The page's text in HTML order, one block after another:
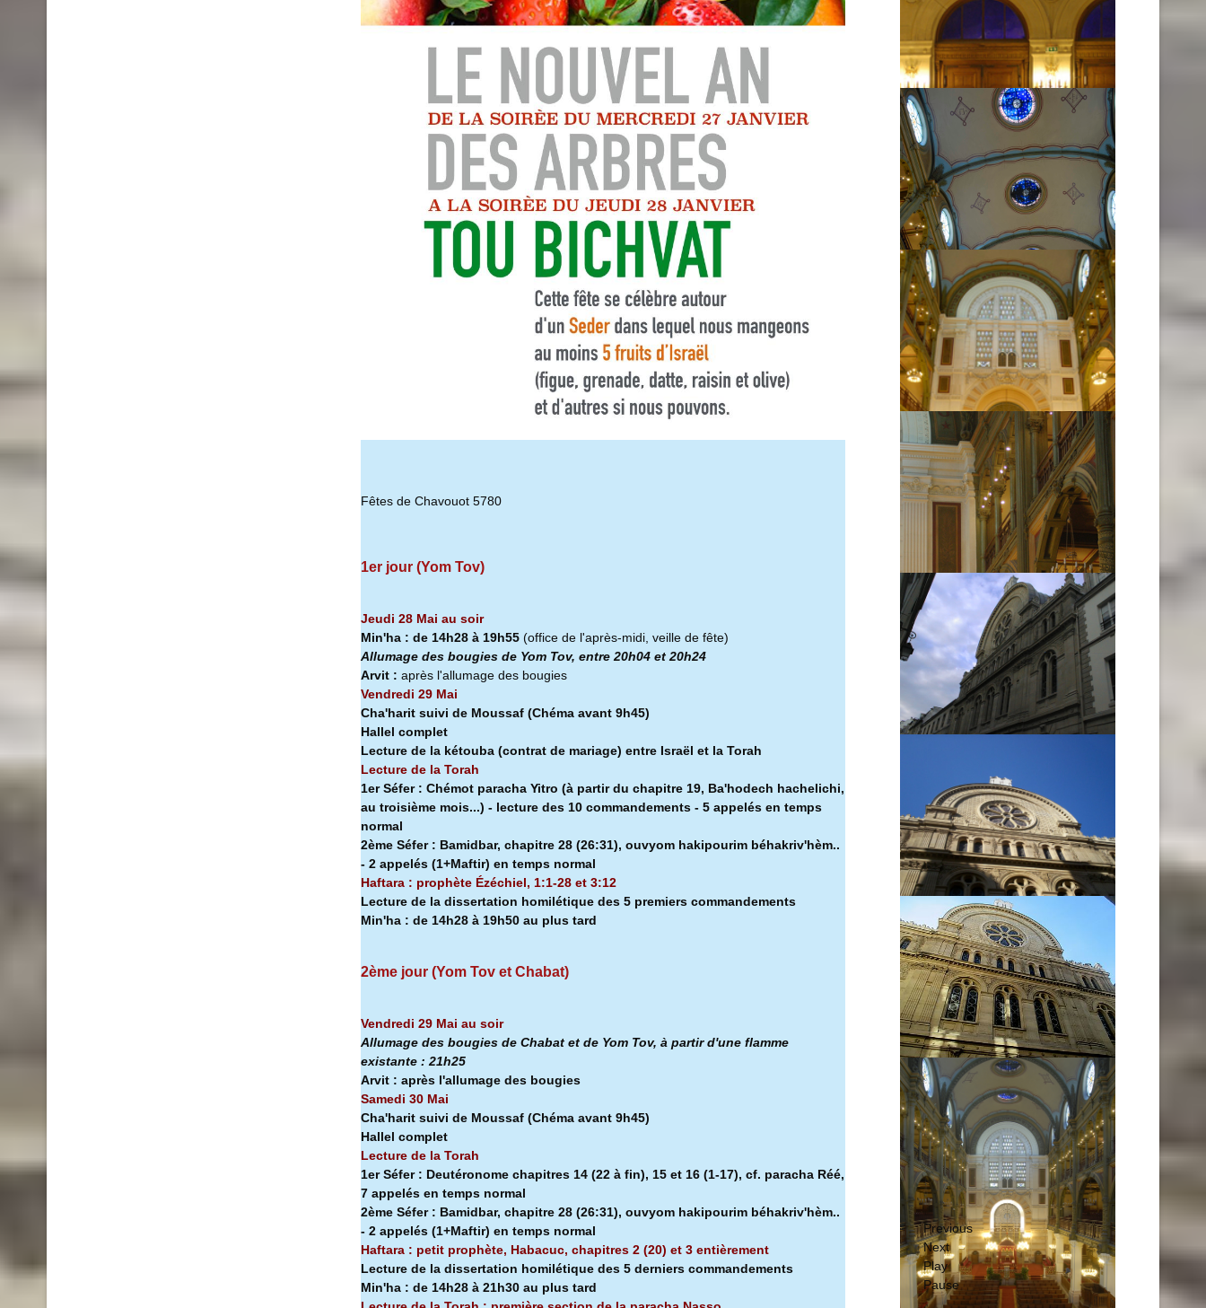
Fêtes de Chavouot 5780
1er jour (Yom Tov)
Jeudi 28 Mai au soir
Min'ha : de 14h28 à 19h55 (office de l'après-midi, veille de fête)
Allumage des bougies de Yom Tov, entre 20h04 et 20h24
Arvit : après l'allumage des bougies
Vendredi 29 Mai
Cha'harit suivi de Moussaf (Chéma avant 9h45)
Hallel complet
Lecture de la kétouba (contrat de mariage) entre Israël et la Torah
Lecture de la Torah
1er Séfer : Chémot paracha Yitro (à partir du chapitre 19, Ba'hodech hachelichi,
au troisième mois...) - lecture des 10 commandements - 5 appelés en temps
normal
2ème Séfer : Bamidbar, chapitre 28 (26:31), ouvyom hakipourim béhakriv'hèm..
- 2 appelés (1+Maftir) en temps normal
Haftara : prophète Ézéchiel, 1:1-28 et 3:12
Lecture de la dissertation homilétique des 5 premiers commandements
Min'ha : de 14h28 à 19h50 au plus tard
2ème jour (Yom Tov et Chabat)
Vendredi 29 Mai au soir
Allumage des bougies de Chabat et de Yom Tov, à partir d'une flamme
existante :21h25
Arvit : après l'allumage des bougies
Samedi 30 Mai
Cha'harit suivi de Moussaf (Chéma avant 9h45)
Hallel complet
Lecture de la Torah
1er Séfer : Deutéronome chapitres 14 (22 à fin), 15 et 16 (1-17), cf. paracha Réé,
7 appelés en temps normal
2ème Séfer : Bamidbar, chapitre 28 (26:31), ouvyom hakipourim béhakriv'hèm..
- 2 appelés (1+Maftir) en temps normal
Haftara : petit prophète, Habacuc, chapitres 2 (20) et 3 entièrement
Lecture de la dissertation homilétique des 5 derniers commandements
Min'ha : de 14h28 à 21h30 au plus tard